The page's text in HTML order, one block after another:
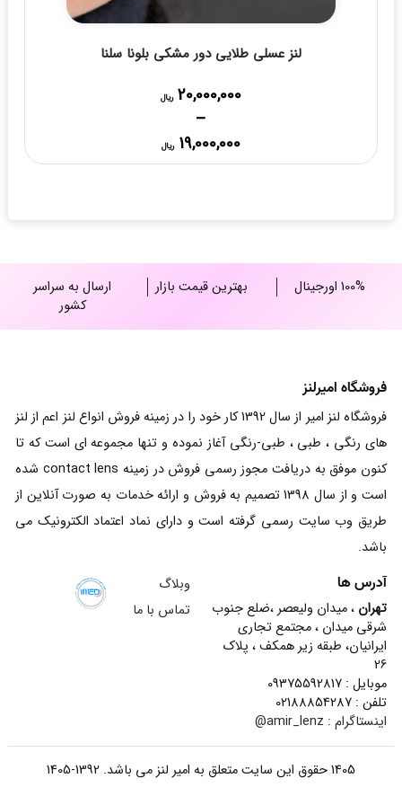
لنز عسلی طلایی دور مشکی بلونا سلنا
20,000,000 ریال
–
19,000,000 ریال
Price
range:
100% اورجینال بهترین قیمت بازار
ارسال به سراسر
کشور
فروشگاه امیرلنز
فروشگاه لنز امیر از سال 1392 کار خود را در زمینه فروش انواع لنز اعم از لنز
های رنگی ، طبی ، طبی-رنگی آغاز نموده و تنها مجموعه ای است که تا
کنون موفق به دریافت مجوز رسمی فروش در زمینه contact lens شده
است و از سال 1398 تصمیم به فروش و ارائه خدمات به صورت آنلاین از
طریق وب سایت رسمی گرفته است و دارای نماد اعتماد الکترونیک می
باشد.
آدرس ها
تهران ، میدان ولیعصر ،ضلع جنوب
شرقی میدان ، مجتمع تجاری
ایرانیان، طبقه زیر همکف ، پلاک
26
موبایل : 09375592817
تلفن : 02188854287
اینستاگرام : amir_lenz@
وبلاگ
تماس با ما
1405 حقوق این سایت متعلق به امیر لنز می باشد. 1392-1405